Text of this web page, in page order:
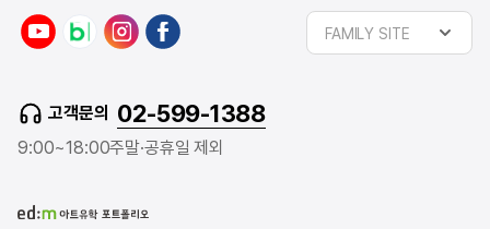
FAMILY SITE
고객문의 02-599-1388
9:00~18:00주말·공휴일 제외